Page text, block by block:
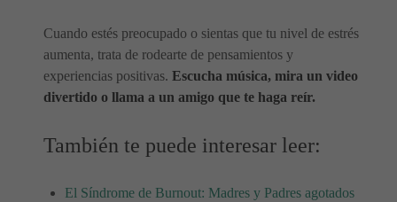
Cuando estés preocupado o sientas que tu nivel de estrés
aumenta, trata de rodearte de pensamientos y
experiencias positivas. Escucha música, mira un video
divertido o llama a un amigo que te haga reír.
También te puede interesar leer:
El Síndrome de Burnout: Madres y Padres agotados